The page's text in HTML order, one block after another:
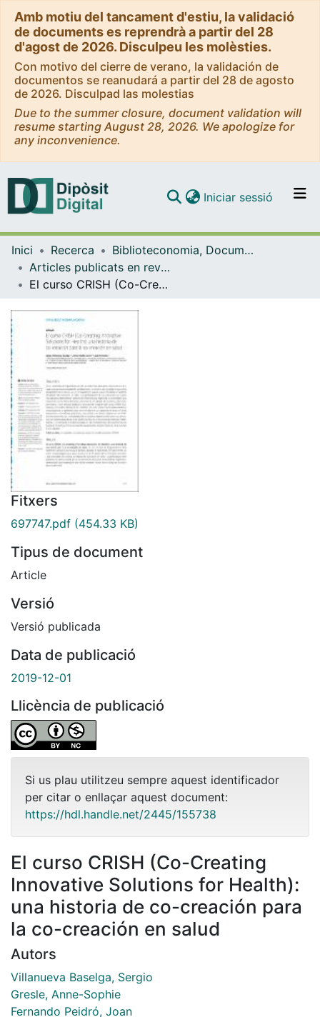
Amb motiu del tancament d'estiu, la validació
de documents es reprendrà a partir del 28
d'agost de 2026. Disculpeu les molèsties.
Con motivo del cierre de verano, la validación de
documentos se reanudará a partir del 28 de agosto
de 2026. Disculpad las molestias
Due to the summer closure, document validation will
resume starting August 28, 2026. We apologize for
any inconvenience.
Navega per tot el DD
Iniciar sessió (current)
Inici Recerca
Biblioteconomia, Documentació i Comunicació Audiovisual
Articles publicats en revistes (Biblioteconomia, Documentació i Comunicació Audiovisual)
El curso CRISH (Co-Creating Innovative Solutions for Health): una historia de co-creación para la co-creación en salud
Fitxers
697747.pdf (454.33 KB)
Tipus de document
Article
Versió
Versió publicada
Data de publicació
2019-12-01
Llicència de publicació
Si us plau utilitzeu sempre aquest identificador
per citar o enllaçar aquest document:
https://hdl.handle.net/2445/155738
El curso CRISH (Co-Creating
Innovative Solutions for Health):
una historia de co-creación para
la co-creación en salud
Autors
Villanueva Baselga, Sergio
Gresle, Anne-Sophie
Fernando Peidró, Joan